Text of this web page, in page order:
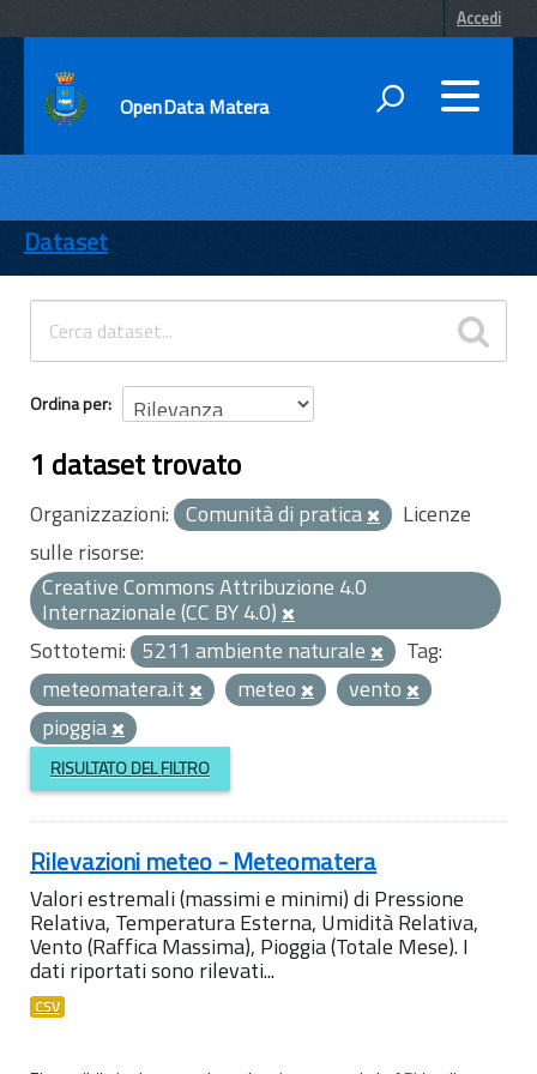
Accedi
OpenData Matera
ENTI
TEMI
INFORMAZIONI
Dataset
Ordina per
1 dataset trovato
Organizzazioni: Comunità di pratica
Licenze
sulle risorse:
Creative Commons Attribuzione 4.0
Internazionale (CC BY 4.0)
Sottotemi: 5211 ambiente naturale
Tag:
meteomatera.it
meteo
vento
pioggia
RISULTATO DEL FILTRO
Rilevazioni meteo - Meteomatera
Valori estremali (massimi e minimi) di Pressione
Relativa, Temperatura Esterna, Umidità Relativa,
Vento (Raffica Massima), Pioggia (Totale Mese). I
dati riportati sono rilevati...
CSV